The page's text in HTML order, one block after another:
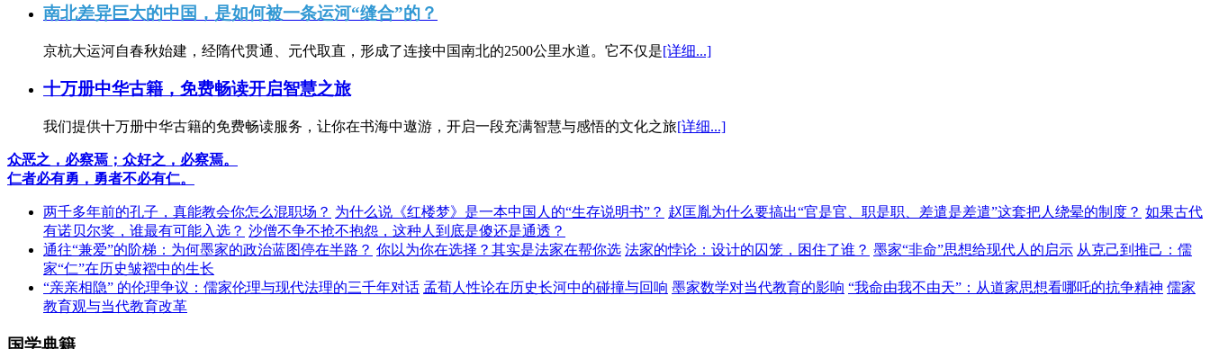
南北差异巨大的中国，是如何被一条运河“缝合”的？
京杭大运河自春秋始建，经隋代贯通、元代取直，形成了连接中国南北的2500公里水道。它不仅是[详细...]
十万册中华古籍，免费畅读开启智慧之旅
我们提供十万册中华古籍的免费畅读服务，让你在书海中遨游，开启一段充满智慧与感悟的文化之旅[详细...]
众恶之，必察焉；众好之，必察焉。
仁者必有勇，勇者不必有仁。
两千多年前的孔子，真能教会你怎么混职场？ 为什么说《红楼梦》是一本中国人的“生存说明书”？ 赵匡胤为什么要搞出“官是官、职是职、差遣是差遣”这套把人绕晕的制度？ 如果古代
有诺贝尔奖，谁最有可能入选？ 沙僧不争不抢不抱怨，这种人到底是傻还是通透？
通往“兼爱”的阶梯：为何墨家的政治蓝图停在半路？ 你以为你在选择？其实是法家在帮你选 法家的悖论：设计的囚笼，困住了谁？ 墨家“非命”思想给现代人的启示 从克己到推己：儒
家“仁”在历史皱褶中的生长
“亲亲相隐” 的伦理争议：儒家伦理与现代法理的三千年对话 孟荀人性论在历史长河中的碰撞与回响 墨家数学对当代教育的影响 “我命由我不由天”：从道家思想看哪吒的抗争精神 儒家
教育观与当代教育改革
国学典籍